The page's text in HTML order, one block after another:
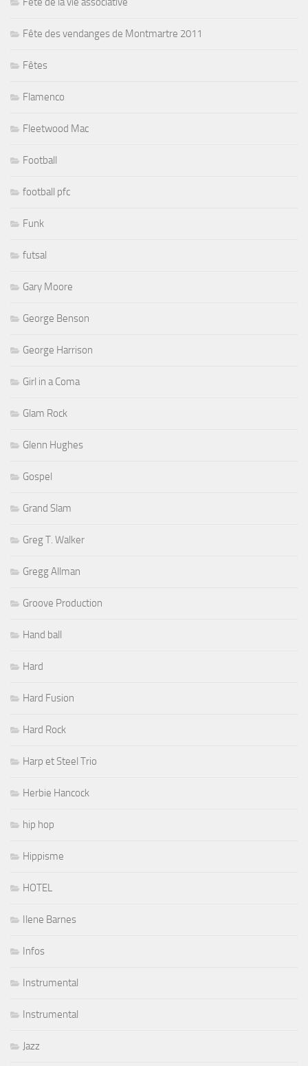
Fête des vendanges de Montmartre 2011
Fêtes
Flamenco
Fleetwood Mac
Football
football pfc
Funk
futsal
Gary Moore
George Benson
George Harrison
Girl in a Coma
Glam Rock
Glenn Hughes
Gospel
Grand Slam
Greg T. Walker
Gregg Allman
Groove Production
Hand ball
Hard
Hard Fusion
Hard Rock
Harp et Steel Trio
Herbie Hancock
hip hop
Hippisme
HOTEL
Ilene Barnes
Infos
Instrumental
Instrumental
Jazz